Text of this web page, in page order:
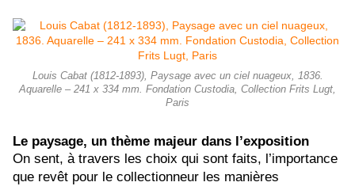
Louis Cabat (1812-1893), Paysage avec un ciel nuageux, 1836.
Aquarelle – 241 x 334 mm. Fondation Custodia, Collection Frits Lugt,
Paris
Le paysage, un thème majeur dans l’exposition
On sent, à travers les choix qui sont faits, l’importance
que revêt pour le collectionneur les manières